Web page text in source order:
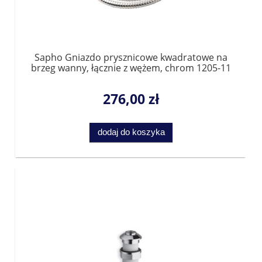
Sapho Gniazdo prysznicowe kwadratowe na
brzeg wanny, łącznie z wężem, chrom 1205-11
276,00 zł
dodaj do koszyka